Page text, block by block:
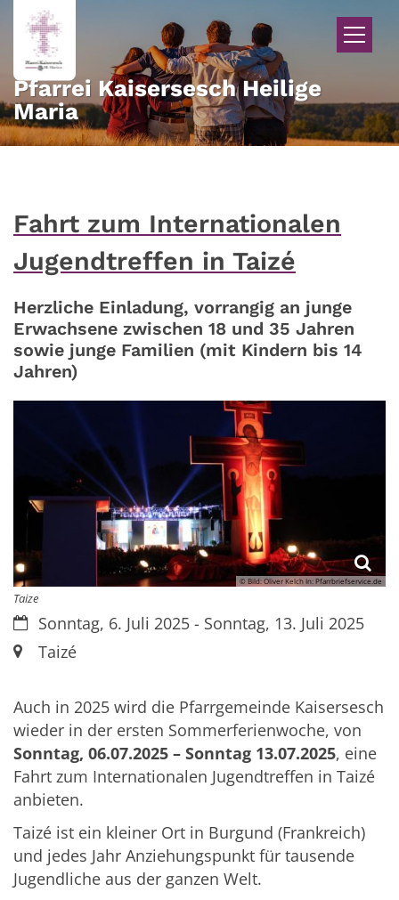
Zum Inhalt springen
Pfarrei Kaisersesch Heilige
Maria
Fahrt zum Internationalen
Jugendtreffen in Taizé
Herzliche Einladung, vorrangig an junge
Erwachsene zwischen 18 und 35 Jahren
sowie junge Familien (mit Kindern bis 14
Jahren)
© Bild: Oliver Kelch In: Pfarrbriefservice.de
Taize
Datum:Sonntag, 6. Juli 2025 - Sonntag, 13. Juli 2025
Ort:Taizé
Auch in 2025 wird die Pfarrgemeinde Kaisersesch
wieder in der ersten Sommerferienwoche, von
Sonntag, 06.07.2025 – Sonntag 13.07.2025, eine
Fahrt zum Internationalen Jugendtreffen in Taizé
anbieten.
Taizé ist ein kleiner Ort in Burgund (Frankreich)
und jedes Jahr Anziehungspunkt für tausende
Jugendliche aus der ganzen Welt.